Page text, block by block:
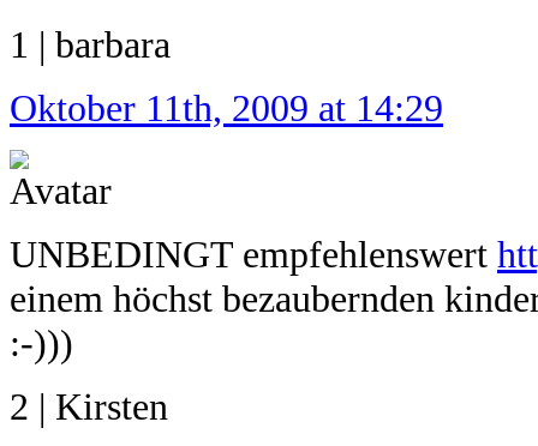
1 | barbara
Oktober 11th, 2009 at 14:29
UNBEDINGT empfehlenswert
einem höchst bezaubernden
:-)))
2 | Kirsten